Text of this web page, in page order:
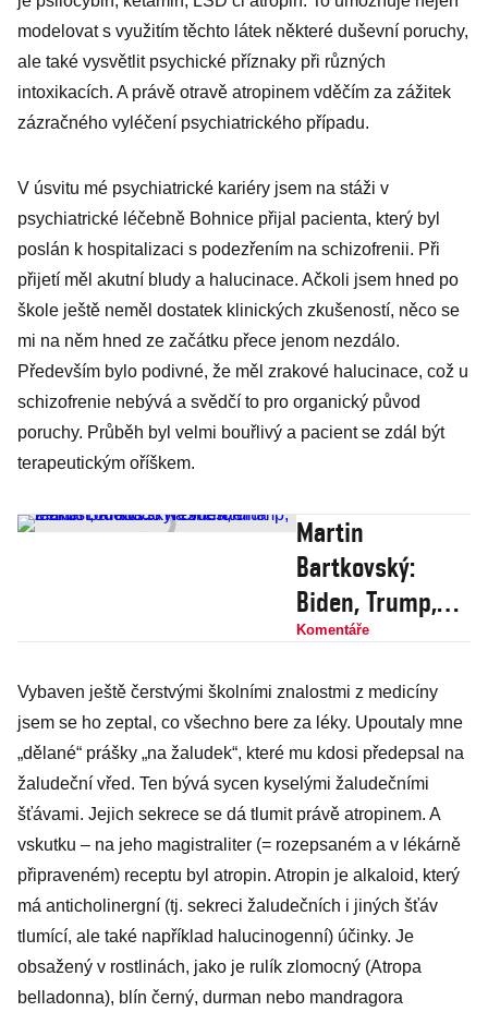
modelovat s využitím těchto látek některé duševní poruchy,
ale také vysvětlit psychické příznaky při různých
intoxikacích. A právě otravě atropinem vděčím za zážitek
zázračného vyléčení psychiatrického případu.
V úsvitu mé psychiatrické kariéry jsem na stáži v
psychiatrické léčebně Bohnice přijal pacienta, který byl
poslán k hospitalizaci s podezřením na schizofrenii. Při
přijetí měl akutní bludy a halucinace. Ačkoli jsem hned po
škole ještě neměl dostatek klinických zkušeností, něco se
mi na něm hned ze začátku přece jenom nezdálo.
Především bylo podivné, že měl zrakové halucinace, což u
schizofrenie nebývá a svědčí to pro organický původ
poruchy. Průběh byl velmi bouřlivý a pacient se zdál být
terapeutickým oříškem.
Martin
Bartkovský:
Biden, Trump,
Zeman, Klaus…
těžkost odchodu
na vrcholu
Komentáře
Vybaven ještě čerstvými školními znalostmi z medicíny
jsem se ho zeptal, co všechno bere za léky. Upoutaly mne
„dělané“ prášky „na žaludek“, které mu kdosi předepsal na
žaludeční vřed. Ten bývá sycen kyselými žaludečními
šťávami. Jejich sekrece se dá tlumit právě atropinem. A
vskutku – na jeho magistraliter (= rozepsaném a v lékárně
připraveném) receptu byl atropin. Atropin je alkaloid, který
má anticholinergní (tj. sekreci žaludečních i jiných šťáv
tlumící, ale také například halucinogenní) účinky. Je
obsažený v rostlinách, jako je rulík zlomocný (Atropa
belladonna), blín černý, durman nebo mandragora